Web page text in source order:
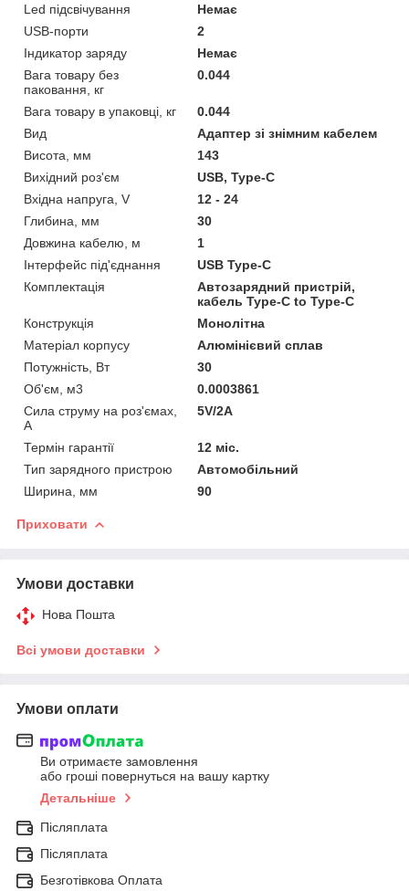
Led підсвічування
Немає
USB-порти
2
Індикатор заряду
Немає
Вага товару без
паковання, кг
0.044
Вага товару в упаковці, кг
0.044
Вид
Адаптер зі знімним кабелем
Висота, мм
143
Вихідний роз'єм
USB, Type-C
Вхідна напруга, V
12 - 24
Глибина, мм
30
Довжина кабелю, м
1
Інтерфейс під'єднання
USB Type-C
Комплектація
Автозарядний пристрій,
кабель Type-C to Type-C
Конструкція
Монолітна
Матеріал корпусу
Алюмінієвий сплав
Потужність, Вт
30
Об'єм, м3
0.0003861
Сила струму на роз'ємах,
А
5V/2A
Термін гарантії
12 міс.
Тип зарядного пристрою
Автомобільний
Ширина, мм
90
Приховати
Умови доставки
Нова Пошта
Всі умови доставки
Умови оплати
Ви отримаєте замовлення
або гроші повернуться на вашу картку
Детальніше
Післяплата
Післяплата
Безготівкова Оплата